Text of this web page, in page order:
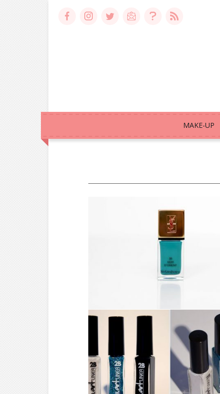
MAKE-UP
MAKE-UP ///
VERT D’ORIENT –
YVES SAINT LAURENT
MAKE-UP ///
NAIL ART N°6 : NAIL
ART LINER DE 2B PAR
EMILIE